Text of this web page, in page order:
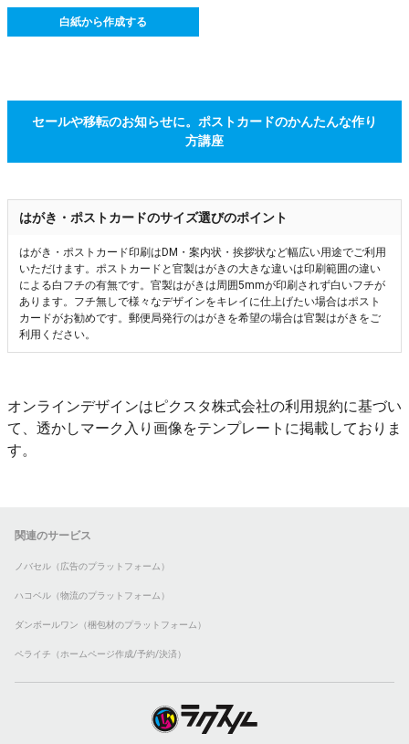
白紙から作成する
セールや移転のお知らせに。ポストカードのかんたんな作り
方講座
はがき・ポストカードのサイズ選びのポイント
はがき・ポストカード印刷はDM・案内状・挨拶状など幅広い用途でご利用
いただけます。ポストカードと官製はがきの大きな違いは印刷範囲の違い
による白フチの有無です。官製はがきは周囲5mmが印刷されず白いフチが
あります。フチ無しで様々なデザインをキレイに仕上げたい場合はポスト
カードがお勧めです。郵便局発行のはがきを希望の場合は官製はがきをご
利用ください。
オンラインデザインはピクスタ株式会社の利用規約に基づい
て、透かしマーク入り画像をテンプレートに掲載しておりま
す。
関連のサービス
ノバセル（広告のプラットフォーム）
ハコベル（物流のプラットフォーム）
ダンボールワン（梱包材のプラットフォーム）
ペライチ（ホームページ作成/予約/決済）